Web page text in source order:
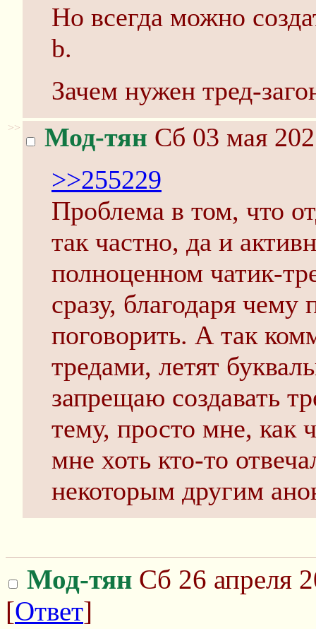
Но всегда можно
b.
Зачем нужен тред-
>> Мод-тян Сб 03 мая
>>255229
Проблема в том, что
так частно, да и
полноценном чатик-
сразу, благодаря чему
поговорить. А так
тредами, летят
запрещаю создавать
тему, просто мне, как
мне хоть кто-то
некоторым другим
Мод-тян Сб 26 апреля
[Ответ]